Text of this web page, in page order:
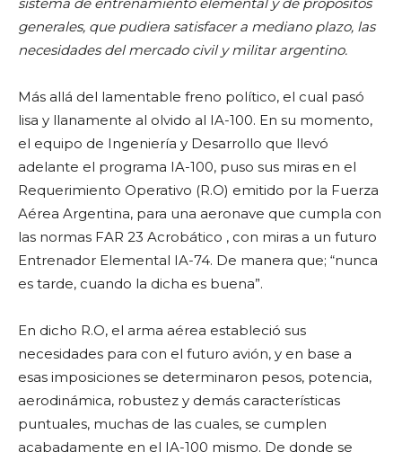
generales, que pudiera satisfacer a mediano plazo, las
necesidades del mercado civil y militar argentino.
Más allá del lamentable freno político, el cual pasó
lisa y llanamente al olvido al IA-100. En su momento,
el equipo de Ingeniería y Desarrollo que llevó
adelante el programa IA-100, puso sus miras en el
Requerimiento Operativo (R.O) emitido por la Fuerza
Aérea Argentina, para una aeronave que cumpla con
las normas FAR 23 Acrobático , con miras a un futuro
Entrenador Elemental IA-74. De manera que; “nunca
es tarde, cuando la dicha es buena”.
En dicho R.O, el arma aérea estableció sus
necesidades para con el futuro avión, y en base a
esas imposiciones se determinaron pesos, potencia,
aerodinámica, robustez y demás características
puntuales, muchas de las cuales, se cumplen
acabadamente en el IA-100 mismo. De donde se